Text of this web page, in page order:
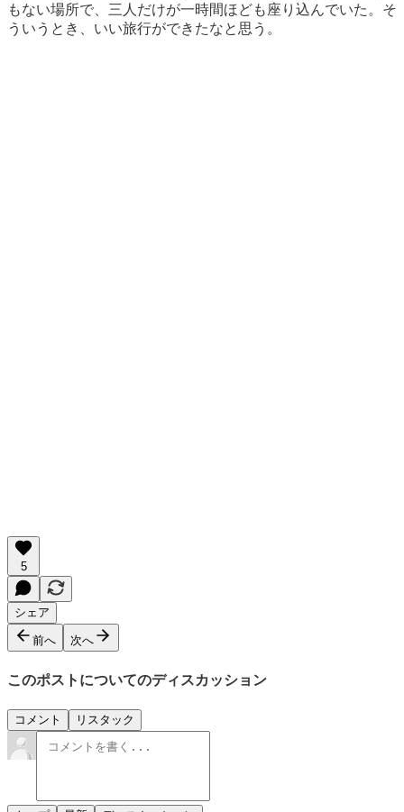
もない場所で、三人だけが一時間ほども座り込んでいた。そ
ういうとき、いい旅行ができたなと思う。
5
シェア
前へ 次へ
このポストについてのディスカッション
コメント リスタック